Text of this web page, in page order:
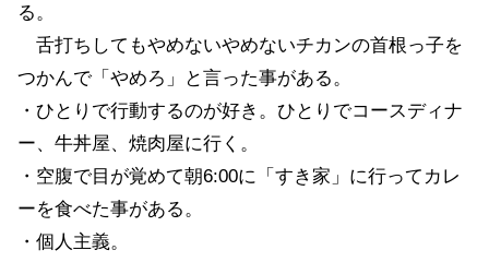
る。
舌打ちしてもやめないやめないチカンの首根っ子を
つかんで「やめろ」と言った事がある。
・ひとりで行動するのが好き。ひとりでコースディナ
ー、牛丼屋、焼肉屋に行く。
・空腹で目が覚めて朝6:00に「すき家」に行ってカレ
ーを食べた事がある。
・個人主義。